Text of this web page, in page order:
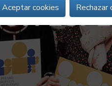
Aceptar cookies Rechazar